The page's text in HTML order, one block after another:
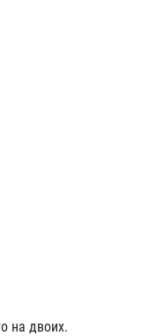
на двоих.